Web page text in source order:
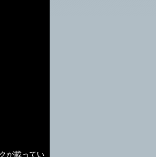
が載ってい